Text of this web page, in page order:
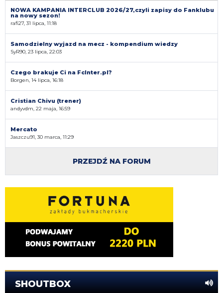
NOWA KAMPANIA INTERCLUB 2026/27,czyli zapisy do Fanklubu
na nowy sezon!
rafi27, 31 lipca, 11:18
Samodzielny wyjazd na mecz - kompendium wiedzy
SyR90, 23 lipca, 22:03
Czego brakuje Ci na FcInter.pl?
Borgen, 14 lipca, 16:18
Cristian Chivu (trener)
andyvdm, 22 maja, 16:59
Mercato
Jaszczu91, 30 marca, 11:29
PRZEJDŹ NA FORUM
SHOUTBOX